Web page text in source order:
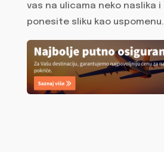
vas na ulicama neko naslika i
ponesite sliku kao uspomenu.